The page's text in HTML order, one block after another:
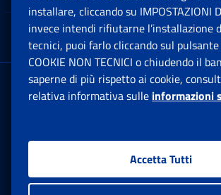
App mobile
Sede Legale : Via Ciro il
00144 Roma
Facebook: Apre una nuova
Twitter: Apre una
Whatsapp:
installare, cliccando su IMPOSTAZIONI
invece intendi rifiutarne l’installazione
tecnici, puoi farlo cliccando sul pulsante
COOKIE NON TECNICI o chiudendo il
saperne di più rispetto ai cookie,
relativa informativa sulle informazioni
Accetta Tutti